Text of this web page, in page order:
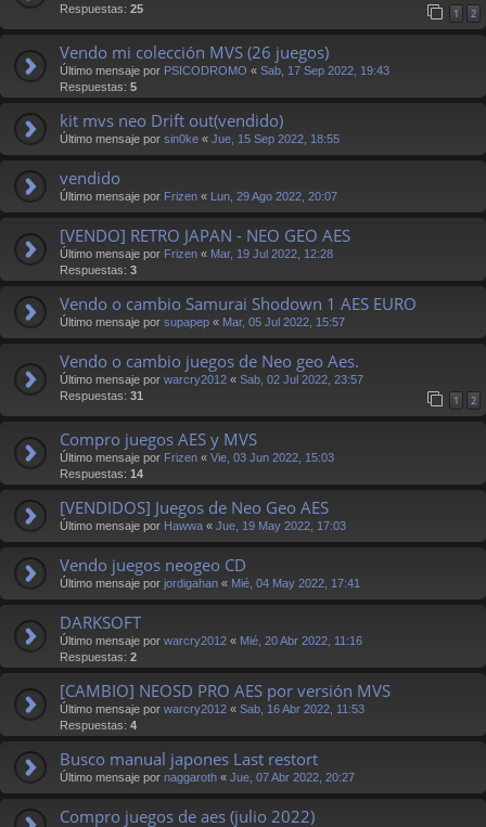
Respuestas: 25 1 2
Vendo mi colección MVS (26 juegos)
Último mensaje por PSICODROMO « Sab, 17 Sep 2022, 19:43
Respuestas: 5
kit mvs neo Drift out(vendido)
Último mensaje por sin0ke « Jue, 15 Sep 2022, 18:55
vendido
Último mensaje por Frizen « Lun, 29 Ago 2022, 20:07
[VENDO] RETRO JAPAN - NEO GEO AES
Último mensaje por Frizen « Mar, 19 Jul 2022, 12:28
Respuestas: 3
Vendo o cambio Samurai Shodown 1 AES EURO
Último mensaje por supapep « Mar, 05 Jul 2022, 15:57
Vendo o cambio juegos de Neo geo Aes.
Último mensaje por warcry2012 « Sab, 02 Jul 2022, 23:57
Respuestas: 31 1 2
Compro juegos AES y MVS
Último mensaje por Frizen « Vie, 03 Jun 2022, 15:03
Respuestas: 14
[VENDIDOS] Juegos de Neo Geo AES
Último mensaje por Hawwa « Jue, 19 May 2022, 17:03
Vendo juegos neogeo CD
Último mensaje por jordigahan « Mié, 04 May 2022, 17:41
DARKSOFT
Último mensaje por warcry2012 « Mié, 20 Abr 2022, 11:16
Respuestas: 2
[CAMBIO] NEOSD PRO AES por versión MVS
Último mensaje por warcry2012 « Sab, 16 Abr 2022, 11:53
Respuestas: 4
Busco manual japones Last restort
Último mensaje por naggaroth « Jue, 07 Abr 2022, 20:27
Compro juegos de aes (julio 2022)